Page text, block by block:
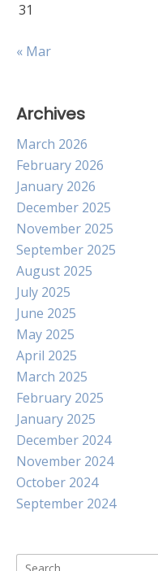
31
« Mar
Archives
March 2026
February 2026
January 2026
December 2025
November 2025
September 2025
August 2025
July 2025
June 2025
May 2025
April 2025
March 2025
February 2025
January 2025
December 2024
November 2024
October 2024
September 2024
Search